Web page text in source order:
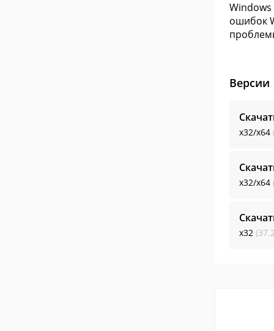
Windows
ошибок
Версии
x32/x64
x32/x64
x32